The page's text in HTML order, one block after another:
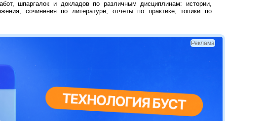
шпаргалок и докладов по различным дисциплинам: истории,
сочинения по литературе, отчеты по практике, топики по
Реклама